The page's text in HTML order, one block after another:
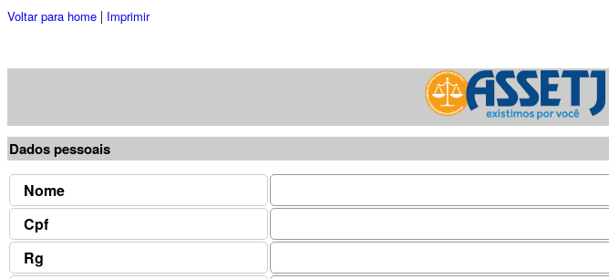
Voltar para home | Imprimir
Dados pessoais
Nome
Cpf
Rg